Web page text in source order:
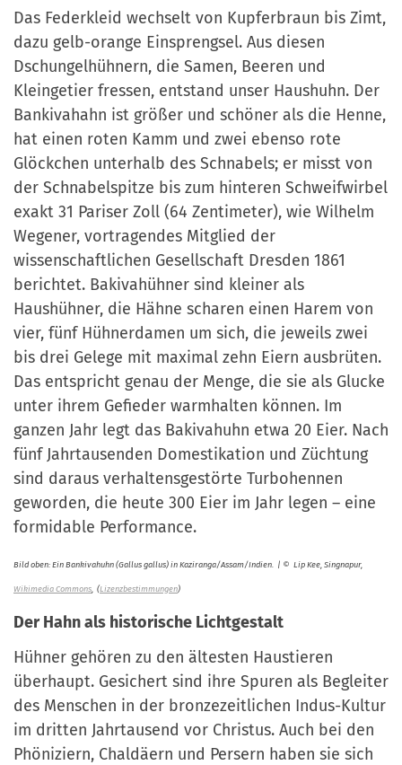
Das Federkleid wechselt von Kupferbraun bis Zimt,
dazu gelb-orange Einsprengsel. Aus diesen
Dschungelhühnern, die Samen, Beeren und
Kleingetier fressen, entstand unser Haushuhn. Der
Bankivahahn ist größer und schöner als die Henne,
hat einen roten Kamm und zwei ebenso rote
Glöckchen unterhalb des Schnabels; er misst von
der Schnabelspitze bis zum hinteren Schweifwirbel
exakt 31 Pariser Zoll (64 Zentimeter), wie Wilhelm
Wegener, vortragendes Mitglied der
wissenschaftlichen Gesellschaft Dresden 1861
berichtet. Bakivahühner sind kleiner als
Haushühner, die Hähne scharen einen Harem von
vier, fünf Hühnerdamen um sich, die jeweils zwei
bis drei Gelege mit maximal zehn Eiern ausbrüten.
Das entspricht genau der Menge, die sie als Glucke
unter ihrem Gefieder warmhalten können. Im
ganzen Jahr legt das Bakivahuhn etwa 20 Eier. Nach
fünf Jahrtausenden Domestikation und Züchtung
sind daraus verhaltensgestörte Turbohennen
geworden, die heute 300 Eier im Jahr legen – eine
formidable Performance.
Bild oben: Ein Bankivahuhn (Gallus gallus) in Kaziranga/Assam/Indien. | © Lip Kee, Singnapur,
Wikimedia Commons (Lizenzbestimmungen)
Der Hahn als historische Lichtgestalt
Hühner gehören zu den ältesten Haustieren
überhaupt. Gesichert sind ihre Spuren als Begleiter
des Menschen in der bronzezeitlichen Indus-Kultur
im dritten Jahrtausend vor Christus. Auch bei den
Phöniziern, Chaldäern und Persern haben sie sich